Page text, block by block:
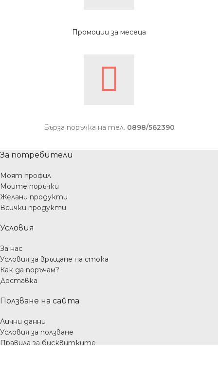
Промоции за месеца
Бърза поръчка на тел. 0898/562390
За потребители
Моят профил
Моите поръчки
Желани продукти
Всички продукти
Условия
За нас
Условия за връщане на стока
Как да поръчам?
Доставка
Ползване на сайта
Лични данни
Условия за ползване
Правила за бисквитките